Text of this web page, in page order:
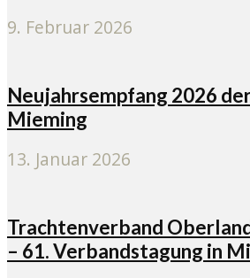
9. Februar 2026
Neujahrsempfang 2026
Mieming
13. Januar 2026
Trachtenverband
– 61. Verbandstagung in